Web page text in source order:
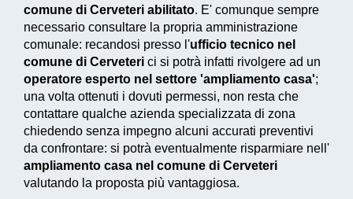
comune di Cerveteri abilitato. E' comunque sempre
necessario consultare la propria amministrazione
comunale: recandosi presso l'ufficio tecnico nel
comune di Cerveteri ci si potrà infatti rivolgere ad un
operatore esperto nel settore 'ampliamento casa';
una volta ottenuti i dovuti permessi, non resta che
contattare qualche azienda specializzata di zona
chiedendo senza impegno alcuni accurati preventivi
da confrontare: si potrà eventualmente risparmiare nell'
ampliamento casa nel comune di Cerveteri
valutando la proposta più vantaggiosa.